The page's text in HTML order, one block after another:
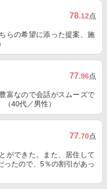
78.12点
らの希望に添った提案、施
77.96点
富なので会話がスムーズで
40代／男性）
77.70点
ができた。また、居住して
ったので、5％の割引があっ